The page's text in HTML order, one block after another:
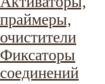
праймеры,
очистители
Фиксаторы
соединений